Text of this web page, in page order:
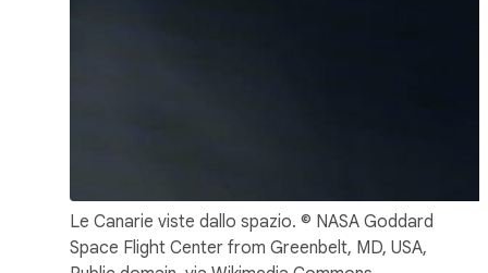
Le Canarie viste dallo spazio. © NASA Goddard
Space Flight Center from Greenbelt, MD, USA,